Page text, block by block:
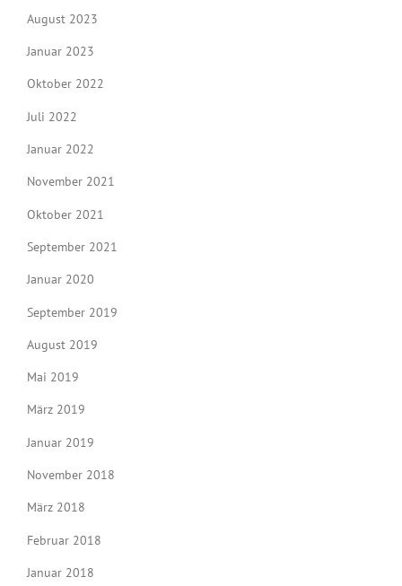
August 2023
Januar 2023
Oktober 2022
Juli 2022
Januar 2022
November 2021
Oktober 2021
September 2021
Januar 2020
September 2019
August 2019
Mai 2019
März 2019
Januar 2019
November 2018
März 2018
Februar 2018
Januar 2018